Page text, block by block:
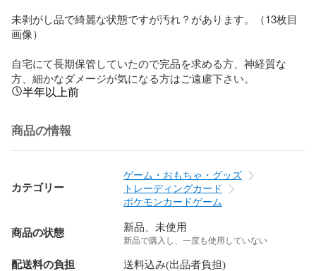
未剥がし品で綺麗な状態ですが汚れ？があります。（13枚目
画像）
自宅にて長期保管していたので完品を求める方、神経質な
方、細かなダメージが気になる方はご遠慮下さい。
半年以上前
商品の情報
カテゴリー
ゲーム・おもちゃ・グッズ
トレーディングカード
ポケモンカードゲーム
商品の状態 新品、未使用
新品で購入し、一度も使用していない
配送料の負担 送料込み(出品者負担)